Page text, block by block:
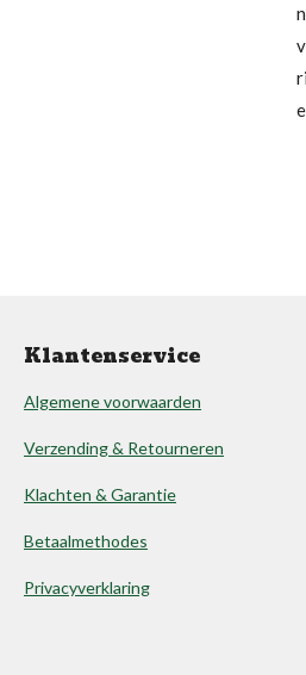
Klantenservice
Algemene voorwaarden
Verzending & Retourneren
Klachten & Garantie
Betaalmethodes
Privacyverklaring